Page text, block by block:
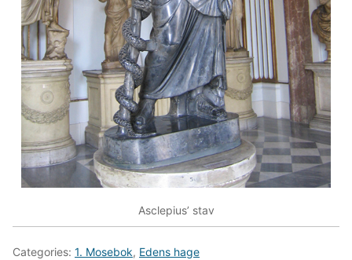
Asclepius’ stav
Categories: 1. Mosebok, Edens hage